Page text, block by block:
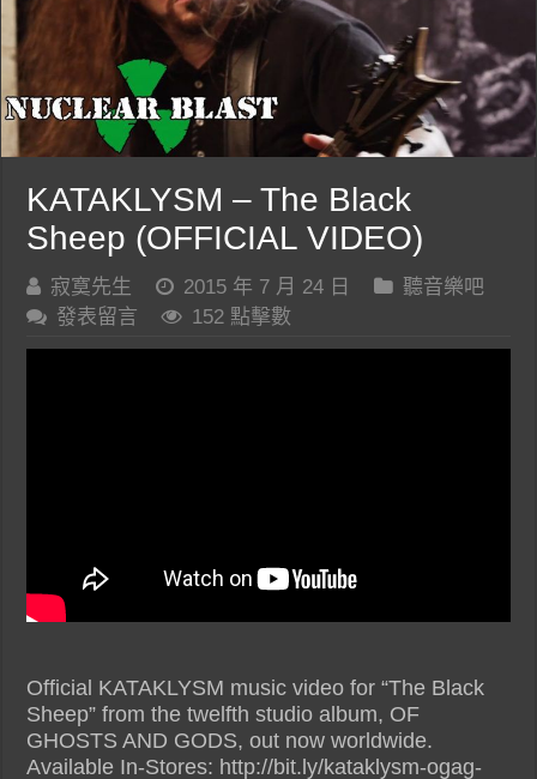
KATAKLYSM – The Black
Sheep (OFFICIAL VIDEO)
寂寞先生 2015 年 7 月 24 日
聽音樂吧
發表留言
152 點擊數
Official KATAKLYSM music video for “The Black
Sheep” from the twelfth studio album, OF
GHOSTS AND GODS, out now worldwide.
Available In-Stores: http://bit.ly/kataklysm-ogag-